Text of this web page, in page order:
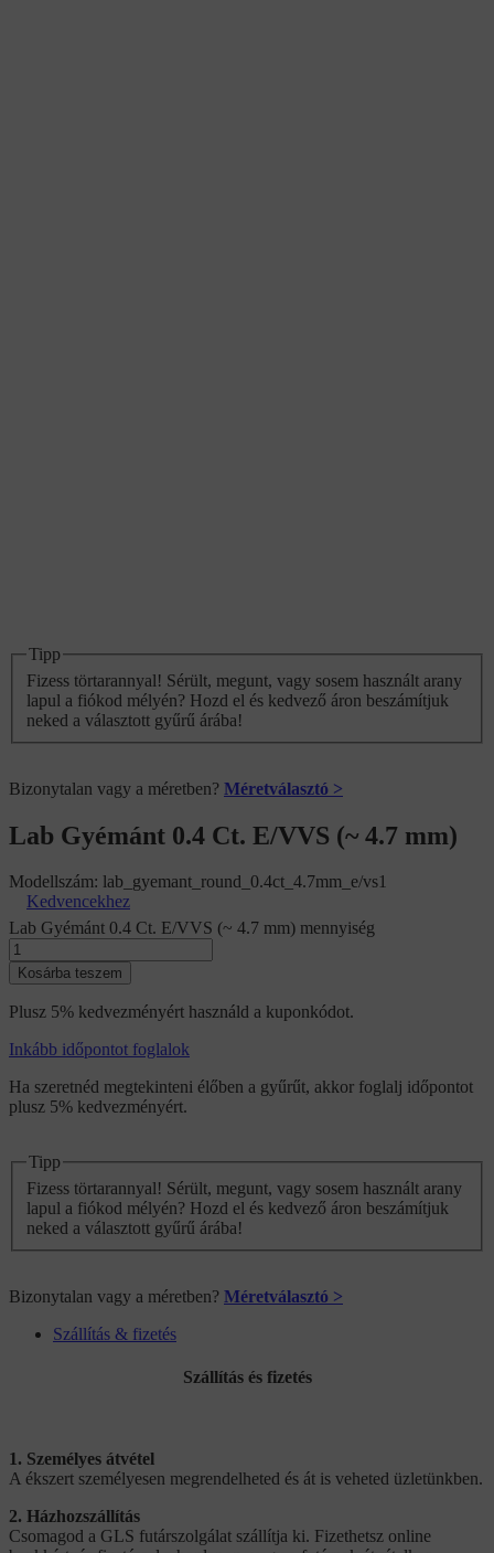
Tipp
Fizess törtarannyal! Sérült, megunt, vagy sosem használt arany
lapul a fiókod mélyén? Hozd el és kedvező áron beszámítjuk
neked a választott gyűrű árába!
Bizonytalan vagy a méretben? Méretválasztó >
Lab Gyémánt 0.4 Ct. E/VVS (~ 4.7 mm)
Modellszám: lab_gyemant_round_0.4ct_4.7mm_e/vs1
Kedvencekhez
Lab Gyémánt 0.4 Ct. E/VVS (~ 4.7 mm) mennyiség
Kosárba teszem
Plusz 5% kedvezményért használd a kuponkódot.
Inkább időpontot foglalok
Ha szeretnéd megtekinteni élőben a gyűrűt, akkor foglalj időpontot
plusz 5% kedvezményért.
Tipp
Fizess törtarannyal! Sérült, megunt, vagy sosem használt arany
lapul a fiókod mélyén? Hozd el és kedvező áron beszámítjuk
neked a választott gyűrű árába!
Bizonytalan vagy a méretben? Méretválasztó >
Szállítás & fizetés
Szállítás és fizetés
1. Személyes átvétel
A ékszert személyesen megrendelheted és át is veheted üzletünkben.
2. Házhozszállítás
Csomagod a GLS futárszolgálat szállítja ki. Fizethetsz online